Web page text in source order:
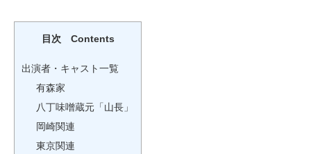
目次 Contents
出演者・キャスト一覧
有森家
八丁味噌蔵元「山長」
岡崎関連
東京関連